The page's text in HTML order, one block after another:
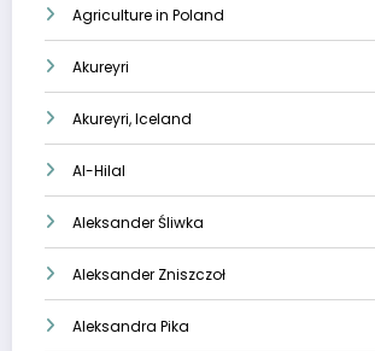
Agriculture in Poland
Akureyri
Akureyri, Iceland
Al-Hilal
Aleksander Śliwka
Aleksander Zniszczoł
Aleksandra Pika